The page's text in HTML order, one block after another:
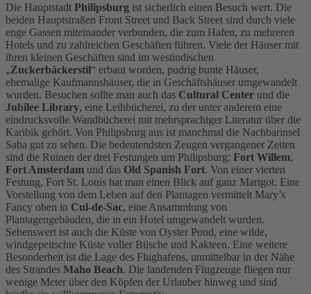
Die Hauptstadt Philipsburg ist sicherlich einen Besuch wert. Die
beiden Hauptstraßen Front Street und Back Street sind durch viele
enge Gassen miteinander verbunden, die zum Hafen, zu mehreren
Hotels und zu zahlreichen Geschäften führen. Viele der Häuser mit
ihren kleinen Geschäften sind im westindischen
„Zuckerbäckerstil“ erbaut worden, pudrig bunte Häuser,
ehemalige Kaufmannshäuser, die in Geschäftshäuser umgewandelt
wurden. Besuchen sollte man auch das Cultural Center und die
Jubilee Library, eine Leihbücherei, zu der unter anderem eine
eindrucksvolle Wandbücherei mit mehrsprachiger Literatur über die
Karibik gehört. Von Philipsburg aus ist manchmal die Nachbarinsel
Saba gut zu sehen. Die bedeutendsten Zeugen vergangener Zeiten
sind die Ruinen der drei Festungen um Philipsburg: Fort Willem,
Fort Amsterdam und das Old Spanish Fort. Von einer vierten
Festung, Fort St. Louis hat man einen Blick auf ganz Marigot. Eine
Vorstellung von dem Leben auf den Plantagen vermittelt Mary’s
Fancy oben in Cul-de-Sac, eine Ansammlung von
Plantagengebäuden, die in ein Hotel umgewandelt wurden.
Sehenswert ist auch die Küste von Oyster Pond, eine wilde,
windgepeitschte Küste voller Büsche und Kakteen. Eine weitere
Besonderheit ist die Lage des Flughafens, unmittelbar in der Nähe
des Strandes Maho Beach. Die landenden Flugzeuge fliegen nur
wenige Meter über den Köpfen der Urlauber hinweg und sind